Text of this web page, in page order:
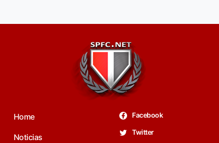
Home
Noticias
Facebook
Twitter